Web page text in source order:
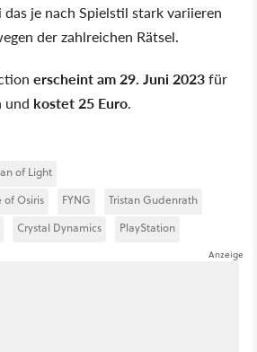
das je nach Spielstil stark variieren
der zahlreichen Rätsel.
erscheint am 29. Juni 2023für
und kostet 25 Euro.
of Light
of Osiris
FYNG
Tristan Gudenrath
Crystal Dynamics PlayStation